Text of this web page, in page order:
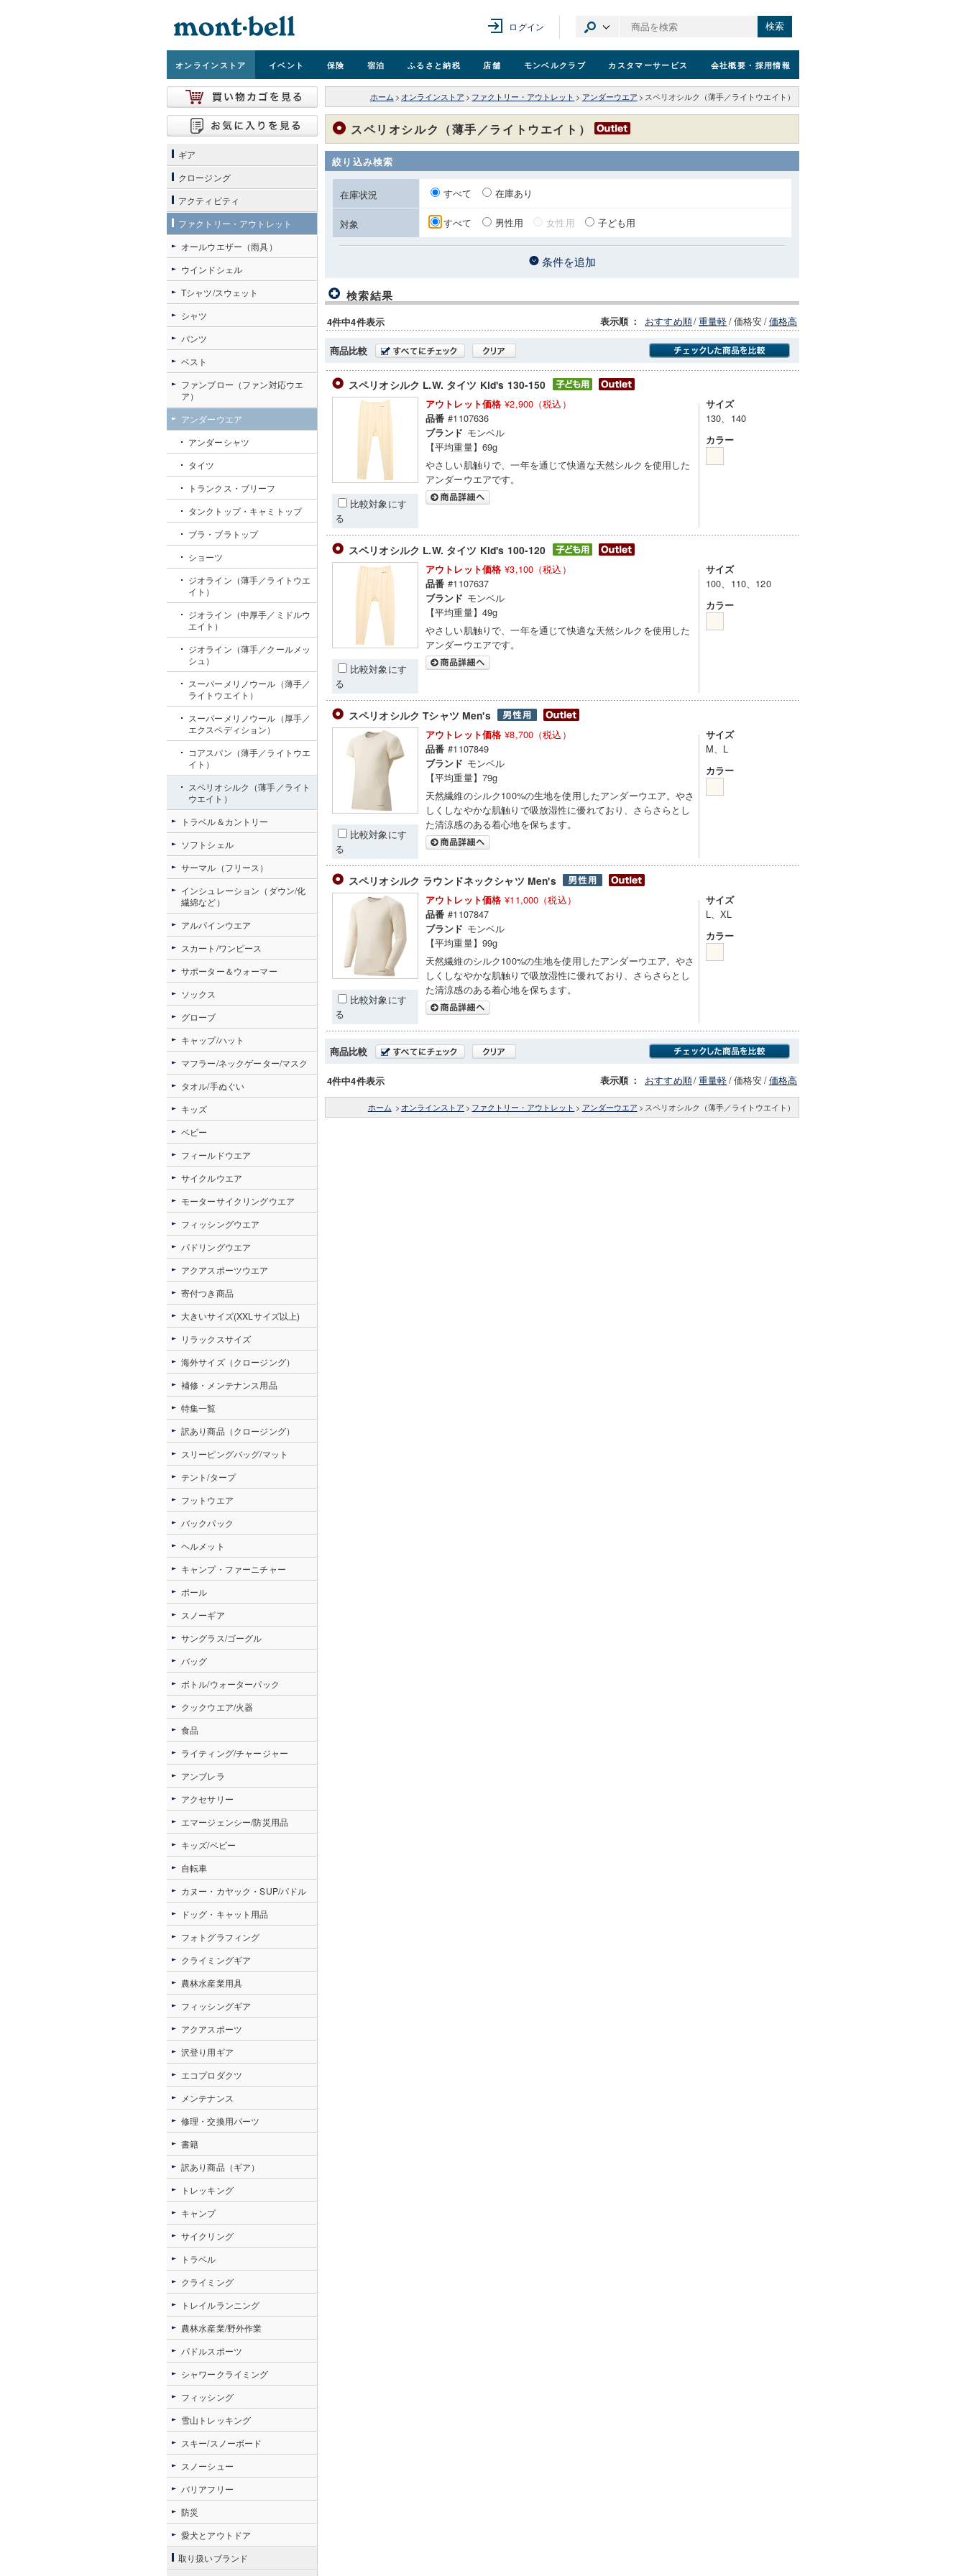
ログイン 検索
オンラインストア イベント 保険 宿泊 ふるさと納税 店舗 モンベルクラブ カスタマーサービス 会社概要 ・採用情報
ホーム > オンラインストア > ファクトリー・アウトレット > アンダーウエア > スペリオシルク（薄手／ライトウエイト）
スペリオシルク（薄手／ライトウエイト）
絞り込み検索
在庫状況 すべて 在庫あり
対象 すべて 男性用 女性用 子ども用
条件を追加
検索結果
4件中4件表示 表示順 ： おすすめ順/重量軽/価格安/価格高
商品比較
スペリオシルク L.W. タイツ Kid's 130-150
比較対象にす
る
アウトレット価格 ¥2,900（税込）
品番 #1107636
ブランド モンベル
【平均重量】69g
やさしい肌触りで、一年を通じて快適な天然シルクを使用した
アンダーウエアです。
サイズ
130、140
カラー
スペリオシルク L.W. タイツ Kid's 100-120
比較対象にす
る
アウトレット価格 ¥3,100（税込）
品番 #1107637
ブランド モンベル
【平均重量】49g
やさしい肌触りで、一年を通じて快適な天然シルクを使用した
アンダーウエアです。
サイズ
100、110、120
カラー
スペリオシルク Tシャツ Men's
比較対象にす
る
アウトレット価格 ¥8,700（税込）
品番 #1107849
ブランド モンベル
【平均重量】79g
天然繊維のシルク100%の生地を使用したアンダーウエア。やさ
しくしなやかな肌触りで吸放湿性に優れており、さらさらとし
た清涼感のある着心地を保ちます。
サイズ
M、L
カラー
スペリオシルク ラウンドネックシャツ Men's
比較対象にす
る
アウトレット価格 ¥11,000（税込）
品番 #1107847
ブランド モンベル
【平均重量】99g
天然繊維のシルク100%の生地を使用したアンダーウエア。やさ
しくしなやかな肌触りで吸放湿性に優れており、さらさらとし
た清涼感のある着心地を保ちます。
サイズ
L、XL
カラー
商品比較
4件中4件表示 表示順 ： おすすめ順/重量軽/価格安/価格高
ホーム > オンラインストア > ファクトリー・アウトレット > アンダーウエア > スペリオシルク（薄手／ライトウエイト）
ギア
クロージング
アクティビティ
ファクトリー・アウトレット
オールウエザー（雨具）
ウインドシェル
Tシャツ/スウェット
シャツ
パンツ
ベスト
ファンブロー（ファン対応ウエ
ア）
アンダーウエア
アンダーシャツ
タイツ
トランクス・ブリーフ
タンクトップ・キャミトップ
ブラ・ブラトップ
ショーツ
ジオライン（薄手／ライトウエ
イト）
ジオライン（中厚手／ミドルウ
エイト）
ジオライン（薄手／クールメッ
シュ）
スーパーメリノウール（薄手／
ライトウエイト）
スーパーメリノウール（厚手／
エクスペディション）
コアスパン（薄手／ライトウエ
イト）
スペリオシルク（薄手／ライト
ウエイト）
トラベル＆カントリー
ソフトシェル
サーマル（フリース）
インシュレーション（ダウン/化
繊綿など）
アルパインウエア
スカート/ワンピース
サポーター＆ウォーマー
ソックス
グローブ
キャップ/ハット
マフラー/ネックゲーター/マスク
タオル/手ぬぐい
キッズ
ベビー
フィールドウエア
サイクルウエア
モーターサイクリングウエア
フィッシングウエア
パドリングウエア
アクアスポーツウエア
寄付つき商品
大きいサイズ(XXLサイズ以上)
リラックスサイズ
海外サイズ（クロージング）
補修・メンテナンス用品
特集一覧
訳あり商品（クロージング）
スリーピングバッグ/マット
テント/タープ
フットウエア
バックパック
ヘルメット
キャンプ・ファーニチャー
ポール
スノーギア
サングラス/ゴーグル
バッグ
ボトル/ウォーターパック
クックウエア/火器
食品
ライティング/チャージャー
アンブレラ
アクセサリー
エマージェンシー/防災用品
キッズ/ベビー
自転車
カヌー・カヤック・SUP/パドル
ドッグ・キャット用品
フォトグラフィング
クライミングギア
農林水産業用具
フィッシングギア
アクアスポーツ
沢登り用ギア
エコプロダクツ
メンテナンス
修理・交換用パーツ
書籍
訳あり商品（ギア）
トレッキング
キャンプ
サイクリング
トラベル
クライミング
トレイルランニング
農林水産業/野外作業
パドルスポーツ
シャワークライミング
フィッシング
雪山トレッキング
スキー/スノーボード
スノーシュー
バリアフリー
防災
愛犬とアウトドア
取り扱いブランド